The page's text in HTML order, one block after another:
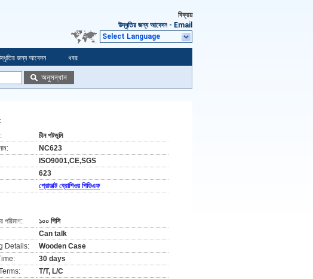
বিক্রয়
উদ্ধৃতির জন্য আবেদন - Email
Select Language
জন্য আবেদন খবর
অনুসন্ধান
চীন পটভূমি
NC623
ISO9001,CE,SGS
623
প্রোডাক্ট ব্রোশিওর পিডিএফ
পরিমাণ:
১০০ পিসি
Can talk
Details:
Wooden Case
30 days
T/T, L/C